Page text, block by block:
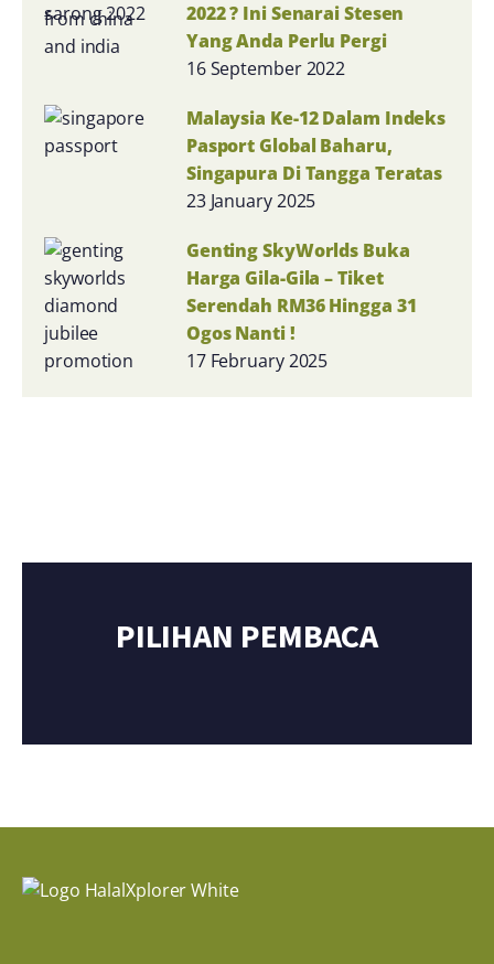
2022 ? Ini Senarai Stesen
Yang Anda Perlu Pergi
16 September 2022
Malaysia Ke-12 Dalam Indeks
Pasport Global Baharu,
Singapura Di Tangga Teratas
23 January 2025
Genting SkyWorlds Buka
Harga Gila-Gila – Tiket
Serendah RM36 Hingga 31
Ogos Nanti !
17 February 2025
PILIHAN PEMBACA